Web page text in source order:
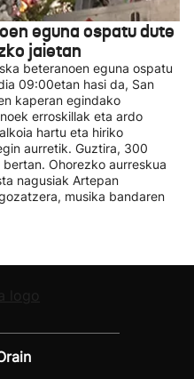
eguna ospatu dute
jaietan
beteranoen eguna ospatu
09:00etan hasi da, San
kaperan egindako
erroskillak eta ardo
hartu eta hiriko
aurretik. Guztira, 300
Ohorezko aurreskua
nagusiak Artepan
musika bandaren